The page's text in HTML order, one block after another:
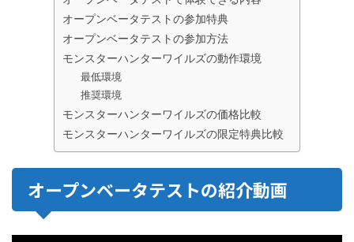
オープンベータテストの参加特典
オープンベータテストの参加方法
モンスターハンターワイルズの動作環境
最低環境
推奨環境
モンスターハンターワイルズの価格比較
モンスターハンターワイルズの限定特典比較
オープンベータテストの紹介動画